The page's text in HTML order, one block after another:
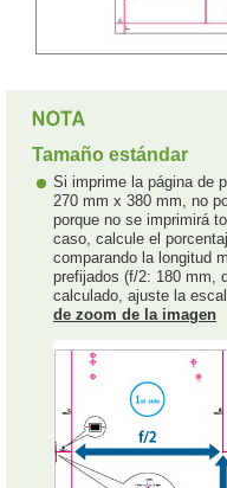
Tamaño estándar
Si imprime la página de
270 mm x 380 mm, no
porque no se imprimirá
caso, calcule el
comparando la longitud
prefijados (f/2: 180 mm,
calculado, ajuste la
de zoom de la imagen